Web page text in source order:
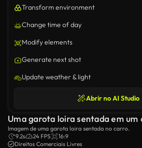
Transform environment
Change time of day
Modify elements
Generate next shot
Update weather & light
Abrir no AI Studio
Uma garota loira sentada em um
Imagem de uma garota loira sentada no carro.
9.2s
24 FPS
16:9
Direitos Comerciais Livres